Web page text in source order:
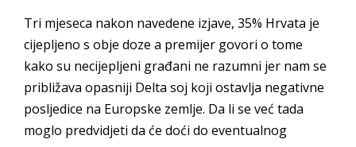
Tri mjeseca nakon navedene izjave, 35% Hrvata je
cijepljeno s obje doze a premijer govori o tome
kako su necijepljeni građani ne razumni jer nam se
približava opasniji Delta soj koji ostavlja negativne
posljedice na Europske zemlje. Da li se već tada
moglo predvidjeti da će doći do eventualnog